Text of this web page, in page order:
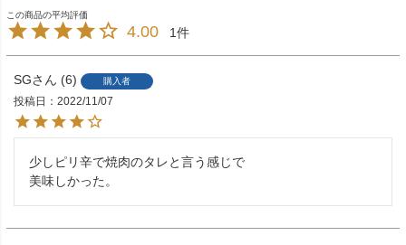
4.00 1
SG 6 購入者
投稿日 2022/11/07
少しピリ辛で焼肉のタレと言う感じで
美味しかった。